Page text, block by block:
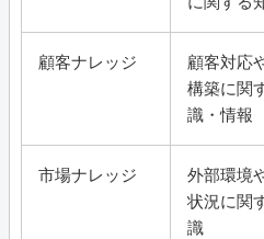
顧客ナレッジ
顧客対応
構築に関
識・情報
市場ナレッジ
外部環境
状況に関
識